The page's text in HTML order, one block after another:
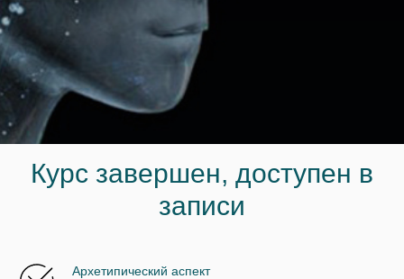
Курс завершен, доступен в
записи
Архетипический аспект